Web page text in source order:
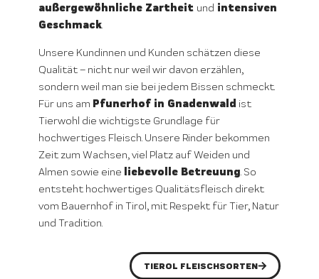
außergewöhnliche Zartheit und intensiven
Geschmack.
Unsere Kundinnen und Kunden schätzen diese
Qualität – nicht nur weil wir davon erzählen,
sondern weil man sie bei jedem Bissen schmeckt.
Für uns am Pfunerhof in Gnadenwald ist
Tierwohl die wichtigste Grundlage für
hochwertiges Fleisch. Unsere Rinder bekommen
Zeit zum Wachsen, viel Platz auf Weiden und
Almen sowie eine liebevolle Betreuung. So
entsteht hochwertiges Qualitätsfleisch direkt
vom Bauernhof in Tirol, mit Respekt für Tier, Natur
und Tradition.
TIEROL FLEISCHSORTEN